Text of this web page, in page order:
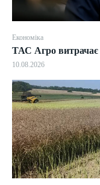
Економіка
ТАС Агро витрачає
10.08.2026